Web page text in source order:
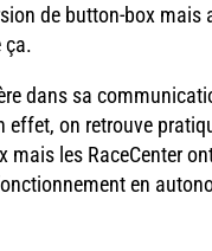
de button-box mais
ça.
dans sa
effet, on retrouve
mais les RaceCenter
en